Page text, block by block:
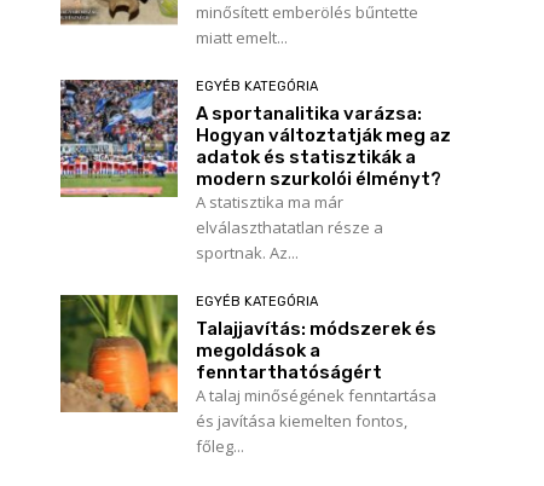
minősített emberölés bűntette
miatt emelt...
EGYÉB KATEGÓRIA
A sportanalitika varázsa:
Hogyan változtatják meg az
adatok és statisztikák a
modern szurkolói élményt?
A statisztika ma már
elválaszthatatlan része a
sportnak. Az...
EGYÉB KATEGÓRIA
Talajjavítás: módszerek és
megoldások a
fenntarthatóságért
A talaj minőségének fenntartása
és javítása kiemelten fontos,
főleg...